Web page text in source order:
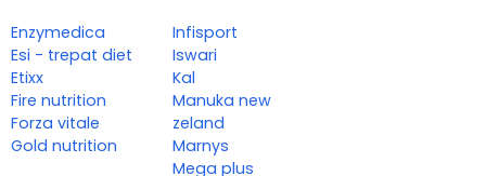
Enzymedica
Esi - trepat diet
Etixx
Fire nutrition
Forza vitale
Gold nutrition
Infisport
Iswari
Kal
Manuka new
zeland
Marnys
Mega plus